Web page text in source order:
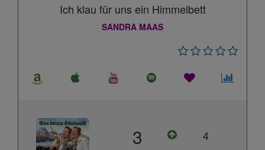
Ich klau für uns ein Himmelbett
SANDRA MAAS
3 4